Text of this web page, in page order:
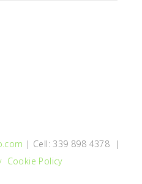
| Cell: 339 898 4378 |
Cookie Policy